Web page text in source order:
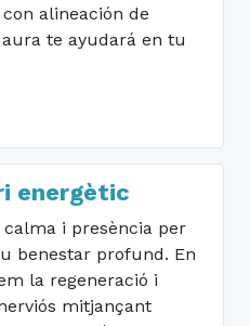
alineación de
te ayudará en tu
energètic
calma i presència per
benestar profund. En
la regeneració i
mitjançant